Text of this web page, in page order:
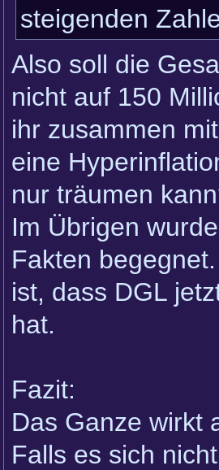
steigenden
Also soll die
nicht auf 150
ihr zusammen
eine
nur träumen
Im Übrigen
Fakten
ist, dass DGL
hat.
Fazit:
Das Ganze wirkt
Falls es sich